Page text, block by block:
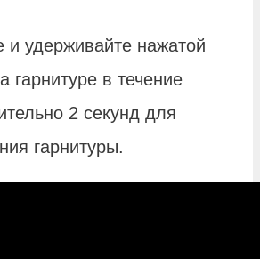
и удерживайте нажатой
гарнитуре в течение
2 секунд для
гарнитуры.